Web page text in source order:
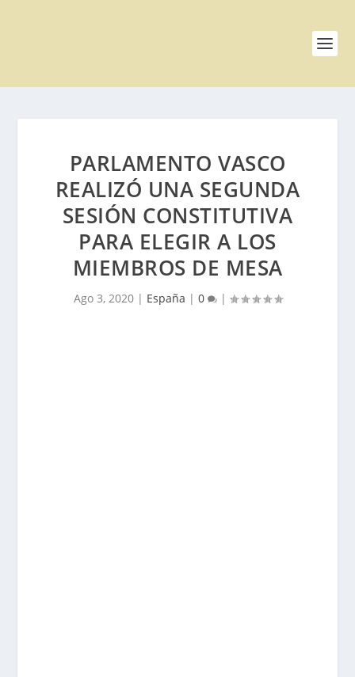
PARLAMENTO VASCO
REALIZÓ UNA SEGUNDA
SESIÓN CONSTITUTIVA
PARA ELEGIR A LOS
MIEMBROS DE MESA
Ago 3, 2020| España | 0 |